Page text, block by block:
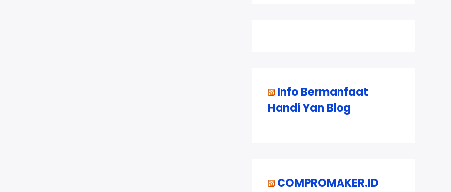
Info Bermanfaat
Handi Yan Blog
COMPROMAKER.ID